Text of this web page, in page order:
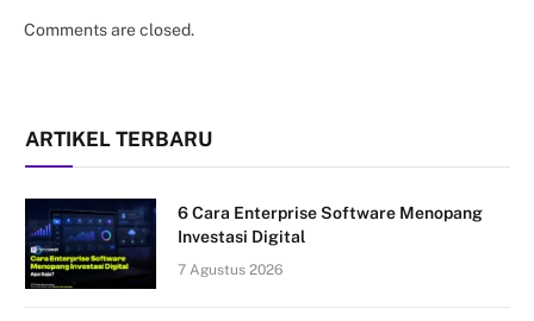
Comments are closed.
ARTIKEL TERBARU
6 Cara Enterprise Software Menopang
Investasi Digital
7 Agustus 2026